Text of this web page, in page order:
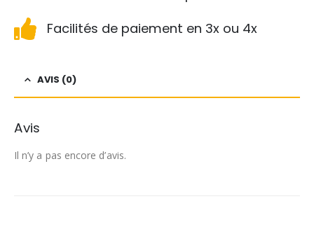
Facilités de paiement en 3x ou 4x
AVIS (0)
Avis
Il n’y a pas encore d’avis.